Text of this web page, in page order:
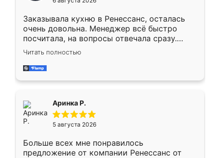
мебели буду заказывать только здесь.
Заказывала кухню в Ренессанс, осталась
очень довольна. Менеджер всё быстро
посчитала, на вопросы отвечала сразу.
Замерщик приехал в субботу, подошёл к
делу со всей ответственностью. Собрали
за день, ребята работали аккуратно, даже
Читать полностью
Аринка Р.
5 августа 2026
Больше всех мне понравилось
предложение от компании Ренессанс от